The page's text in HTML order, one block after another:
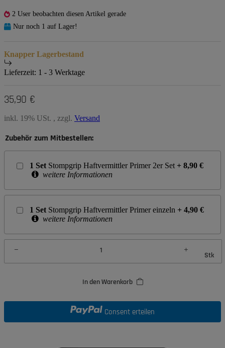
2 User beobachten diesen Artikel gerade
Nur noch 1 auf Lager!
Knapper Lagerbestand
Lieferzeit: 1 - 3 Werktage
35,90 €
inkl. 19% USt. , zzgl. Versand
Zubehör zum Mitbestellen:
1 Set Stompgrip Haftvermittler Primer 2er Set + 8,90 €
weitere Informationen
1 Set Stompgrip Haftvermittler Primer einzeln + 4,90 €
weitere Informationen
Stk
In den Warenkorb
Consent erteilen